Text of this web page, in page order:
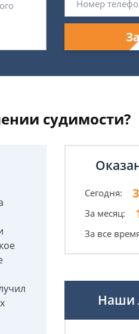
судимости?
Сегодня:
За месяц:
За все
Наши